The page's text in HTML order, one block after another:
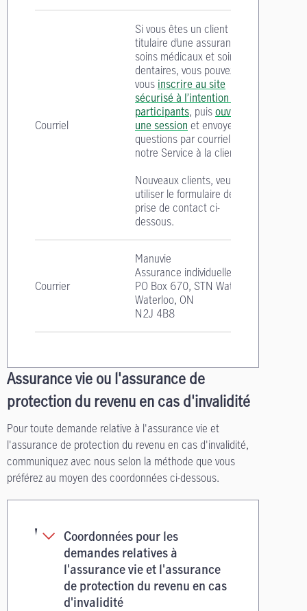
Courriel
Si vous êtes un client
titulaire d’une assurance
soins médicaux et soins
dentaires, vous pouvez
vous inscrire au site
sécurisé à l’intention des
participants, puisouvrir
une session et envoyer vos
questions par courriel à
notre Service à la clientèle.
Nouveaux clients, veuillez
utiliser le formulaire de
prise de contact ci-
dessous.
Courrier
Manuvie
Assurance individuelle
PO Box 670, STN Waterloo
Waterloo, ON
N2J 4B8
Assurance vie ou l'assurance de
protection du revenu en cas d'invalidité
Pour toute demande relative à l'assurance vie et
l'assurance de protection du revenu en cas d'invalidité,
communiquez avec nous selon la méthode que vous
préférez au moyen des coordonnées ci-dessous.
Coordonnées pour les
demandes relatives à
l'assurance vie et l'assurance
de protection du revenu en cas
d'invalidité